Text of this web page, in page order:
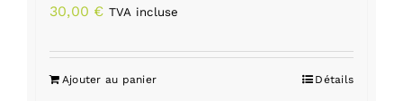
30,00 € TVA incluse
Ajouter au panier Détails